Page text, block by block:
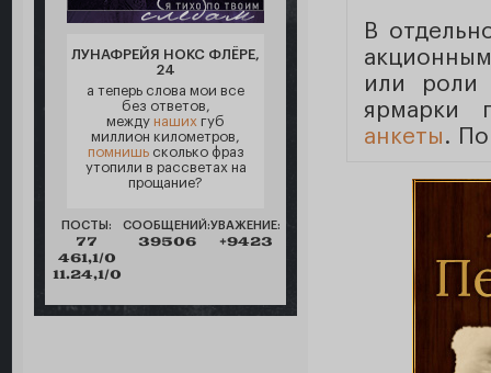
ЛУНАФРЕЙЯ НОКС ФЛЁРЕ,
24
а теперь слова мои все
без ответов,
между наших губ
миллион километров,
помнишьсколько фраз
утопили в рассветах на
прощание?
ПОСТЫ:
77
461,1/0
11.24,1/0
СООБЩЕНИЙ:
39506
УВАЖЕНИЕ:
+9423
В
или роли
ярмарки
анкеты.